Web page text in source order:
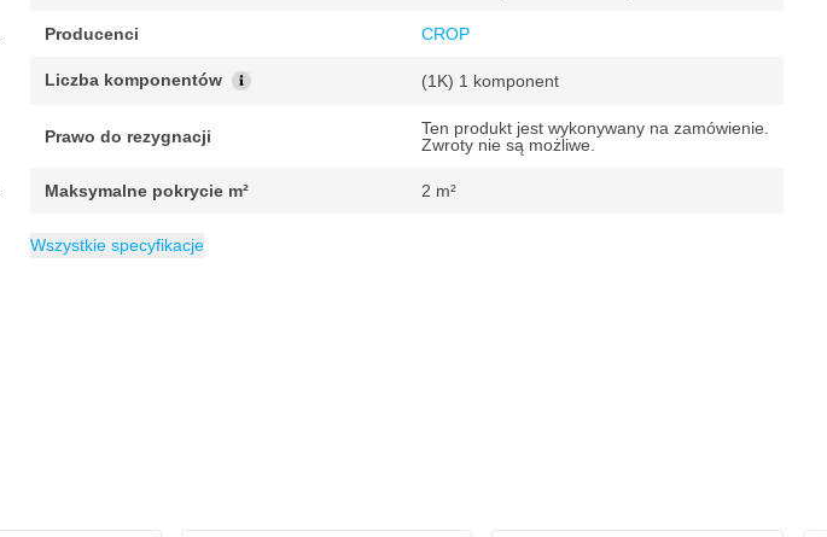
Producenci CROP
Liczba komponentów (1K) 1 komponent
Prawo do rezygnacji
Ten produkt jest wykonywany na zamówienie.
Zwroty nie są możliwe.
Maksymalne pokrycie m² 2 m²
Minimalne pokrycie m²
Zawartość 400 ml
Czas schnięcia w 20°C
Kategoria Lakier samochodowy Ford
Wszystkie specyfikacje